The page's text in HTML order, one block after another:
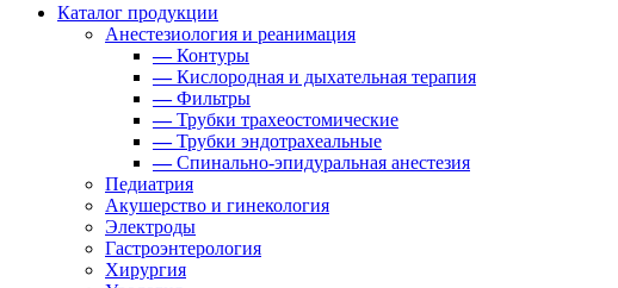
Каталог продукции
Анестезиология и реанимация
—Контуры
—Кислородная и дыхательная терапия
—Фильтры
—Трубки трахеостомические
—Трубки эндотрахеальные
—Спинально-эпидуральная анестезия
Педиатрия
Акушерство и гинекология
Электроды
Гастроэнтерология
Хирургия